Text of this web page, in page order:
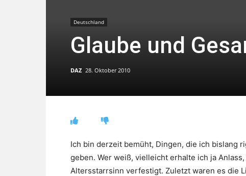
Deutschland
Glaube und
DAZ 28. Oktober 2010
Ich bin derzeit bemüht, Dingen, die ich bislang
geben. Wer weiß, vielleicht erhalte ich ja
Altersstarrsinn verfestigt. Zuletzt waren es die